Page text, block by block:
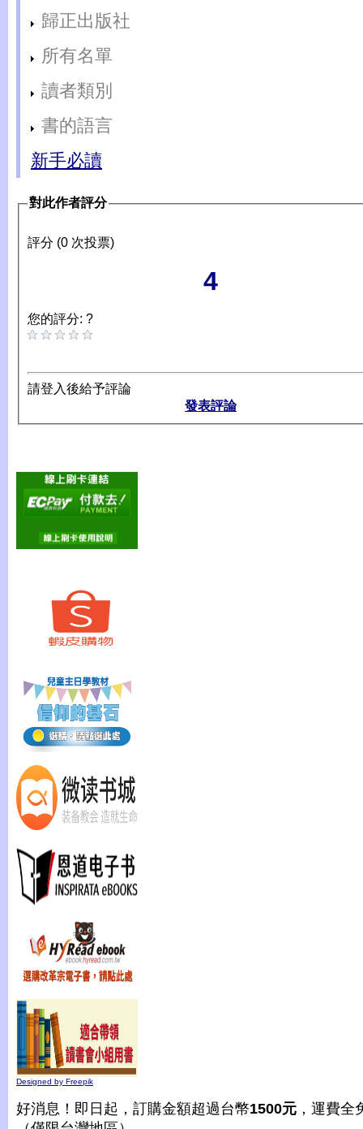
歸正出版社
所有名單
讀者類別
書的語言
新手必讀
對此作者評分
評分 (0 次投票)
4
您的評分: ?
請登入後給予評論
發表評論
Designed by Freepik
好消息！即日起，訂購金額超過台幣1500元 ，運費全